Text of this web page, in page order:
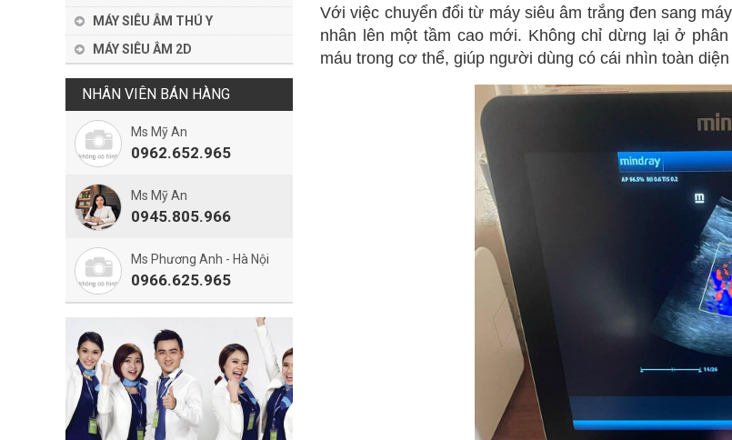
MÁY SIÊU ÂM THÚ Y
MÁY SIÊU ÂM 2D
NHÂN VIÊN BÁN HÀNG
Ms Mỹ An
0962.652.965
Ms Mỹ An
0945.805.966
Ms Phương Anh - Hà Nội
0966.625.965
Với việc chuyển đổi từ máy siêu âm trắng đen sang
nhân lên một tầm cao mới. Không chỉ dừng lại ở
máu trong cơ thể, giúp người dùng có cái nhìn toàn